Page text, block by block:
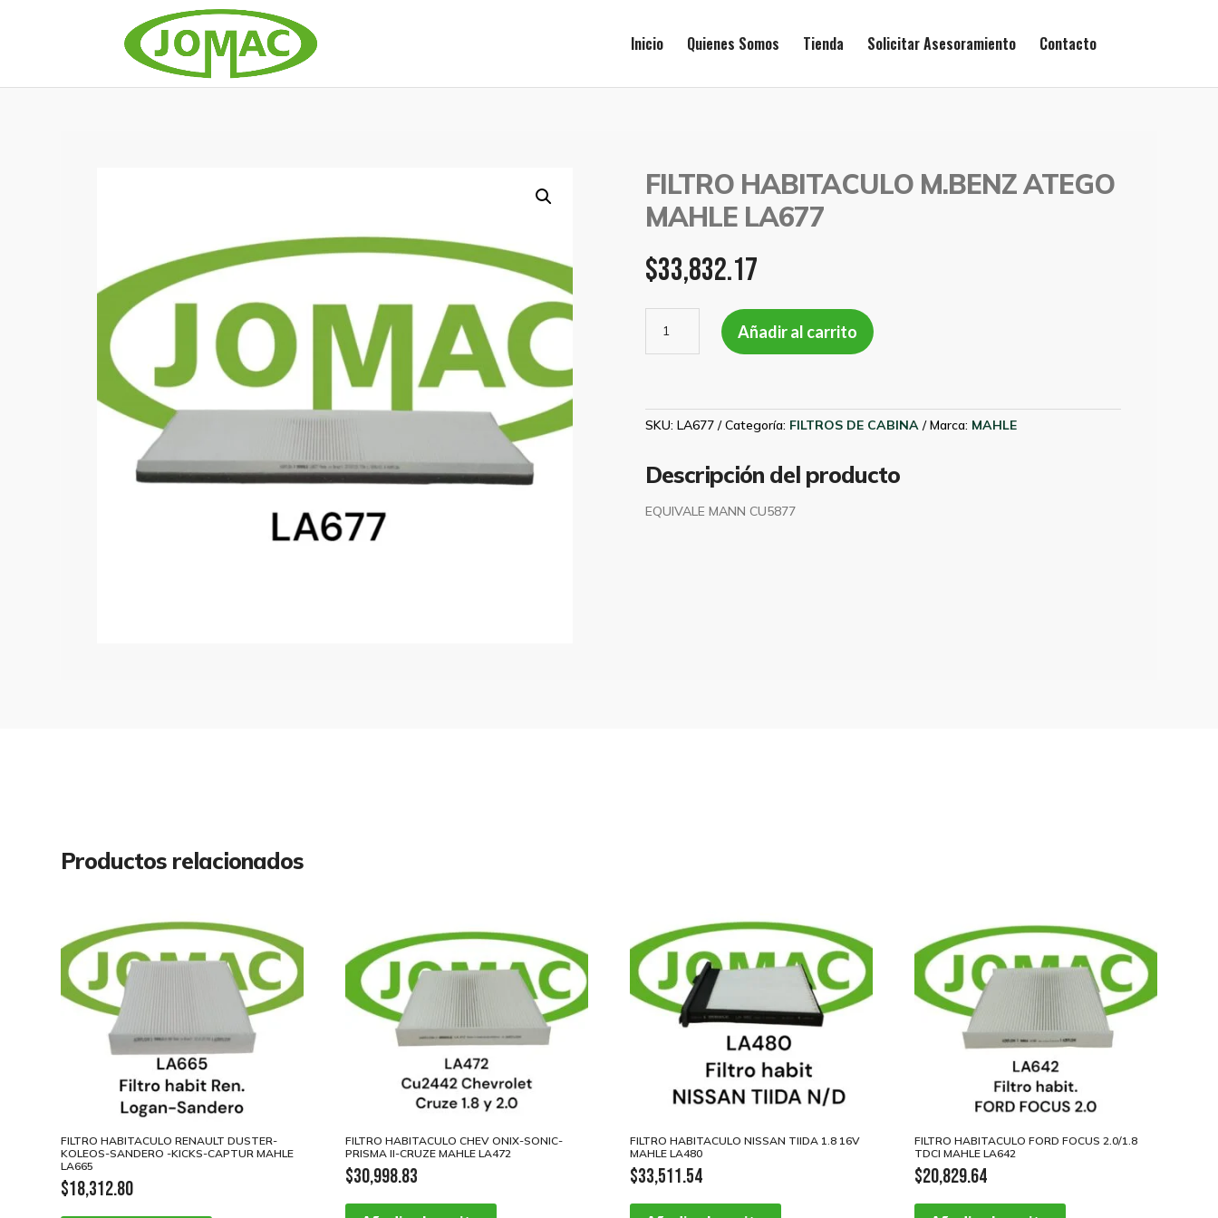
Inicio Quienes Somos Tienda Solicitar Asesoramiento Contacto
FILTRO HABITACULO M.BENZ ATEGO
MAHLE LA677
$33,832.17
HABITACULO
M.BENZ
LA677
Añadir al carrito
SKU: LA677 Categoría: FILTROS DE CABINA Marca: MAHLE
Descripción del producto
EQUIVALE MANN CU5877
Productos relacionados
FILTRO HABITACULO RENAULT DUSTER-
KOLEOS-SANDERO -KICKS-CAPTUR MAHLE
LA665
$18,312.80
FILTRO HABITACULO CHEV ONIX-SONIC-
PRISMA II-CRUZE MAHLE LA472
$30,998.83
FILTRO HABITACULO NISSAN TIIDA 1.8 16V
MAHLE LA480
$33,511.54
FILTRO HABITACULO FORD FOCUS 2.0/1.8
TDCI MAHLE LA642
$20,829.64